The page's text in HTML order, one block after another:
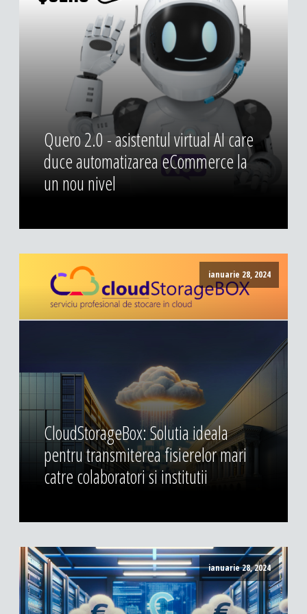
DESIGN & PRINTING
Identitate vizuala, imagine
Grafica publicitara
Grafica pentru print
Fotografie digitala
Quero 2.0 - asistentul virtual AI care
duce automatizarea eCommerce la
un nou nivel
ianuarie 28, 2024
CloudStorageBox: Solutia ideala
pentru transmiterea fisierelor mari
catre colaboratori si institutii
ianuarie 28, 2024